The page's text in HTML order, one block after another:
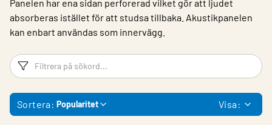
Kontakt
Choose languge
Sweden
Panelen har ena sidan perforerad vilket gör att ljudet
absorberas istället för att studsa tillbaka. Akustikpanelen
kan enbart användas som innervägg.
Filtreringsord
Sortera: Popularitet Visa: